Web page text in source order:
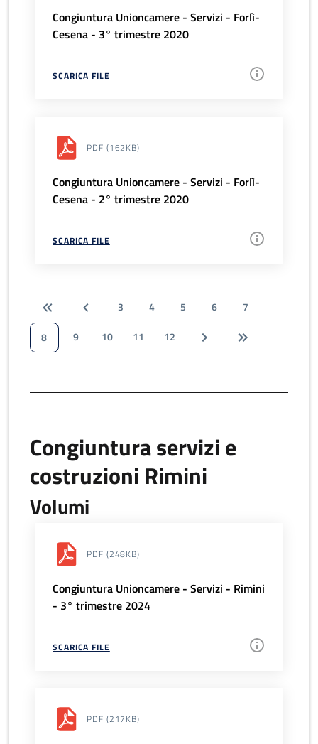
Congiuntura Unioncamere - Servizi - Forlì-
Cesena - 3° trimestre 2020
SCARICA FILE
PDF (162KB)
Congiuntura Unioncamere - Servizi - Forlì-
Cesena - 2° trimestre 2020
SCARICA FILE
3 4 5 6
7
8
9 10 11 12
Congiuntura servizi e
costruzioni Rimini
Volumi
PDF (248KB)
Congiuntura Unioncamere - Servizi - Rimini
- 3° trimestre 2024
SCARICA FILE
PDF (217KB)